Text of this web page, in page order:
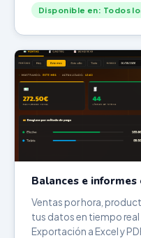
Disponible en: Todos
Balances e informes
Ventas por hora,
tus datos en tiempo
Exportación a Excel y